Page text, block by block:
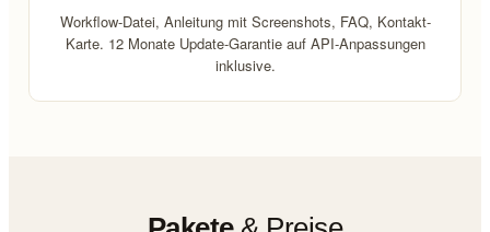
Workflow-Datei, Anleitung mit Screenshots, FAQ, Kontakt-
Karte. 12 Monate Update-Garantie auf API-Anpassungen
inklusive.